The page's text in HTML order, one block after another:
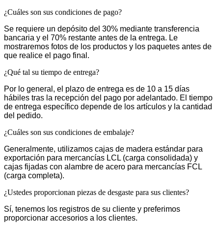
¿Cuáles son sus condiciones de pago?
Se requiere un depósito del 30% mediante transferencia
bancaria y el 70% restante antes de la entrega. Le
mostraremos fotos de los productos y los paquetes antes de
que realice el pago final.
¿Qué tal su tiempo de entrega?
Por lo general, el plazo de entrega es de 10 a 15 días
hábiles tras la recepción del pago por adelantado. El tiempo
de entrega específico depende de los artículos y la cantidad
del pedido.
¿Cuáles son sus condiciones de embalaje?
Generalmente, utilizamos cajas de madera estándar para
exportación para mercancías LCL (carga consolidada) y
cajas fijadas con alambre de acero para mercancías FCL
(carga completa).
¿Ustedes proporcionan piezas de desgaste para sus clientes?
Sí, tenemos los registros de su cliente y preferimos
proporcionar accesorios a los clientes.